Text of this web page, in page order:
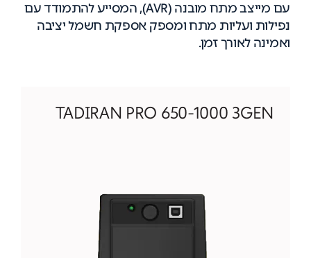
עם מייצב מתח מובנה (AVR), המסייע להתמודד עם
נפילות ועליות מתח ומספק אספקת חשמל יציבה
ואמינה לאורך זמן.
TADIRAN PRO 650-1000 3GEN